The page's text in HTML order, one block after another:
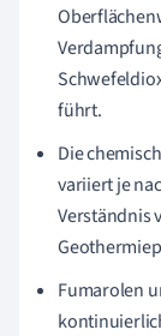
führt.
Die
variiert je
Verständnis
Fumarolen